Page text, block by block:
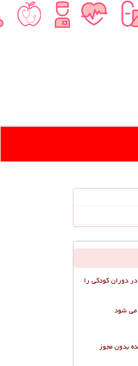
دوران کودکی را
می شود
بدون مجوز